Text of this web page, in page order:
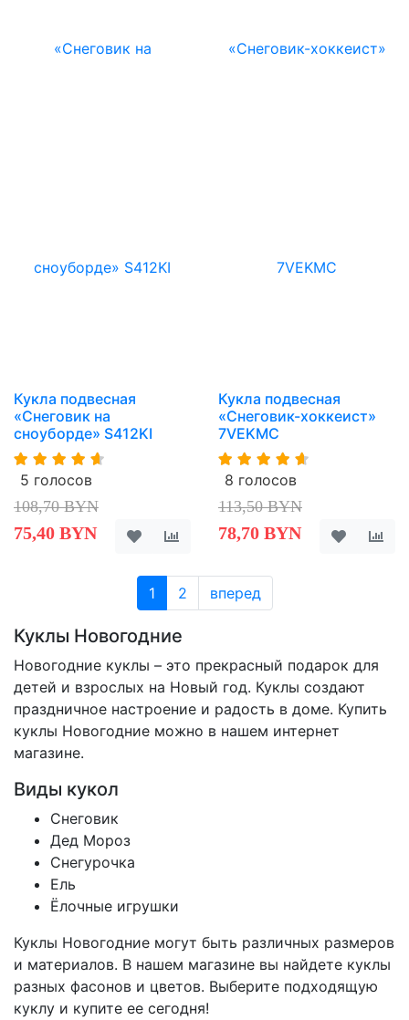
Кукла подвесная
«Снеговик на
сноуборде» S412KI
5 голосов
108,70 BYN
75,40 BYN
Кукла подвесная
«Снеговик-хоккеист»
7VEKMC
8 голосов
113,50 BYN
78,70 BYN
1 2 вперед
Куклы Новогодние
Новогодние куклы – это прекрасный подарок для
детей и взрослых на Новый год. Куклы создают
праздничное настроение и радость в доме. Купить
куклы Новогодние можно в нашем интернет
магазине.
Виды кукол
Снеговик
Дед Мороз
Снегурочка
Ель
Ёлочные игрушки
Куклы Новогодние могут быть различных размеров
и материалов. В нашем магазине вы найдете куклы
разных фасонов и цветов. Выберите подходящую
куклу и купите ее сегодня!